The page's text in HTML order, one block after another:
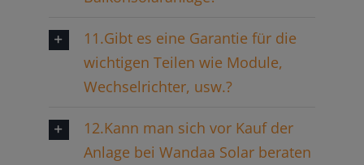
11.Gibt es eine Garantie für die
wichtigen Teilen wie Module,
Wechselrichter, usw.?
12.Kann man sich vor Kauf der
Anlage bei Wandaa Solar beraten